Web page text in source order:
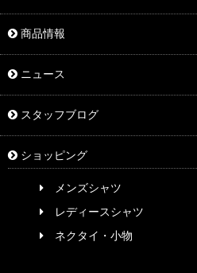
商品情報
ニュース
スタッフブログ
ショッピング
メンズシャツ
レディースシャツ
ネクタイ・小物